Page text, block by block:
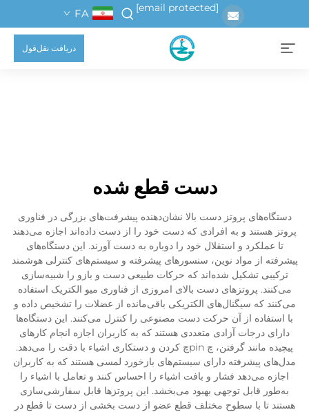
[email protected]
FA
دریافت نقل‌قول
دست قطع شده
دستگاه‌های پروتز دست بالا نشان‌دهنده پیشرفت‌های بزرگی در فناوری
پروتز هستند و به افرادی که دست خود را از دست داده‌اند اجازه می‌دهند
تا عملکرد و استقلال خود را دوباره به دست آورند. این دستگاه‌های
پیشرفته از مواد نوین، سنسورهای پیشرفته و سیستم‌های کنترلی هوشمند
ترکیبی تشکیل شده‌اند که حرکات طبیعی دست و بازو را شبیه‌سازی
می‌کنند. پروتزهای دست بالای امروزی از فناوری میو الکتریک استفاده
می‌کنند که سیگنال‌های الکتریکی باقی‌مانده از عضلات را تشخیص داده و
با استفاده از آن حرکت دست مصنوعی را کنترل می‌کنند. این دستگاه‌ها
دارای درجات آزادی متعددی هستند که به کاربران اجازه انجام کارهای
پیچیده مانند گرفتن، چ pinچ کردن و دستکاری اشیاء با دقت را می‌دهد.
مدل‌های پیشرفته دارای سیستم‌های بازخورد لمسی هستند که به کاربران
اجازه می‌دهد فشار و بافت اشیاء را احساس کنند و تعامل با اشیاء را
به‌طور قابل توجهی بهبود می‌بخشد. این پروتزها قابل سفارشی‌سازی
هستند تا با سطوح مختلف قطع عضو از دست بخشی از دست تا قطع در